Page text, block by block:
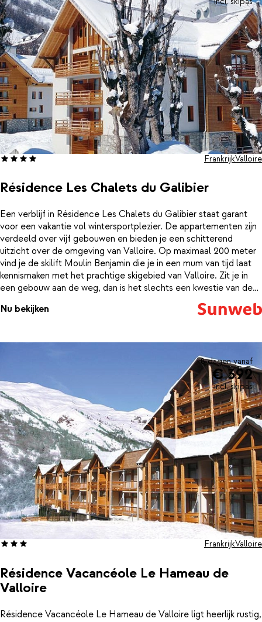
Résidence Les Chalets du Galibier
FrankrijkValloire
Een verblijf in Résidence Les Chalets du Galibier staat garant
voor een vakantie vol wintersportplezier. De appartementen zijn
verdeeld over vijf gebouwen en bieden je een schitterend
uitzicht over de omgeving van Valloire. Op maximaal 200 meter
vind je de skilift Moulin Benjamin die je in een mum van tijd laat
kennismaken met het prachtige skigebied van Valloire. Zit je in
een gebouw aan de weg, dan is het slechts een kwestie van de
weg oversteken. Na een lange dag kun je ook afdalen tot de
residence via de blauwe piste Moulin. Het gezellige, sfeervolle
bestelservice bij de receptie. Sluit de avond in stijl af met een
traditionele Franse avond en tover een raclettegrill of fondueset
op tafel.De smaakvol en comfortabel ingerichte appartementen
bieden je de rust die je nodig hebt na een lange en actieve dag.
Hier kun je weer opladen voor een nieuwe dag op de piste.
Nu bekijken
8 dagen vanaf
€ 392
incl. skipas
Résidence Vacancéole Le Hameau de
Valloire
FrankrijkValloire
Résidence Vacancéole Le Hameau de Valloire ligt heerlijk rustig,